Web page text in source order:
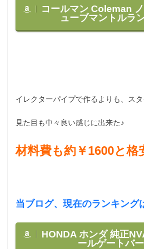
コールマン Coleman
ューブマントルラ
イレクターパイプで作るよりも、スタ
見た目も中々良い感じに出来た♪
材料費も約￥1600と格
当ブログ、現在のランキング
HONDA ホンダ 純正
ールゲートバー